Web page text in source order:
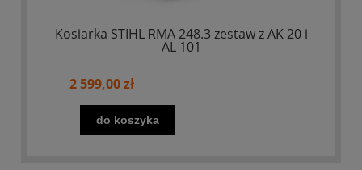
Kosiarka STIHL RMA 248.3 zestaw z AK 20 i
AL 101
2 599,00 zł
do koszyka